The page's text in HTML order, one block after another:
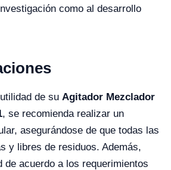
como al desarrollo
de su Agitador Mezclador
, se recomienda realizar un
asegurándose de que todas las
y libres de residuos. Además,
de acuerdo a los requerimientos